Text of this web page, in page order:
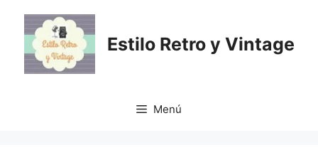
contenido
Estilo Retro y Vintage
Menú